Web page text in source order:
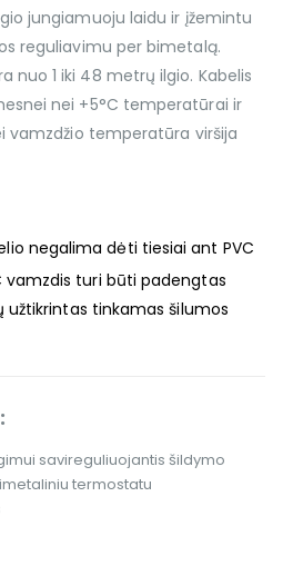
jungiamuoju laidu ir įžemintu
reguliavimu per bimetalą.
nuo 1 iki 48 metrų ilgio. Kabelis
nei +5°C temperatūrai ir
vamzdžio temperatūra viršija
negalima dėti tiesiai ant PVC
vamzdis turi būti padengtas
tinkamas šilumos
savireguliuojantis šildymo
termostatu